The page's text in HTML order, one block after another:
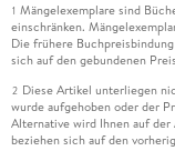
1 Mängelexemplare sind
einschränken.
Die frühere
sich auf den gebundenen
2 Diese Artikel unterliegen
wurde aufgehoben oder der
Alternative wird Ihnen auf
beziehen sich auf den